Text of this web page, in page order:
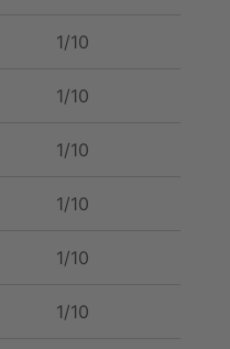
1/10
1/10
1/10
1/10
1/10
1/10